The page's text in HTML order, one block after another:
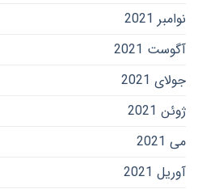
نوامبر 2021
آگوست 2021
جولای 2021
ژوئن 2021
می 2021
آوریل 2021